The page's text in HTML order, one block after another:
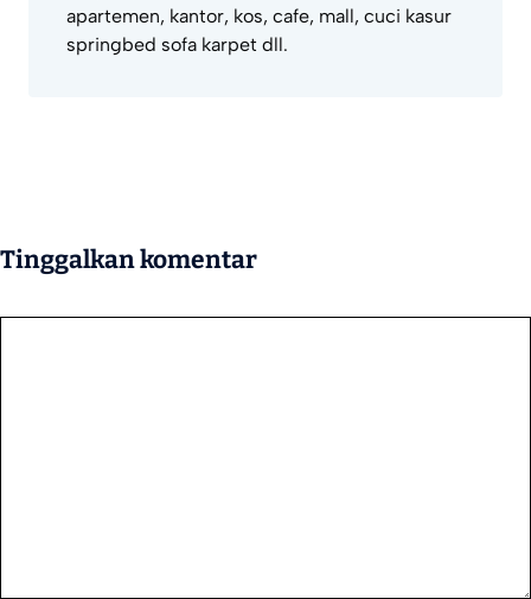
apartemen, kantor, kos, cafe, mall, cuci kasur
springbed sofa karpet dll.
Tinggalkan komentar